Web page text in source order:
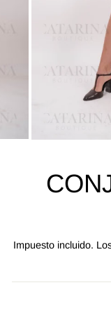
Impuesto incluido.